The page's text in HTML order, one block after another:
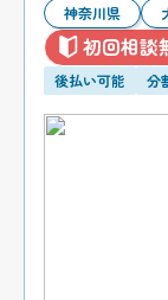
神奈川県
初回相談
後払い可能 分